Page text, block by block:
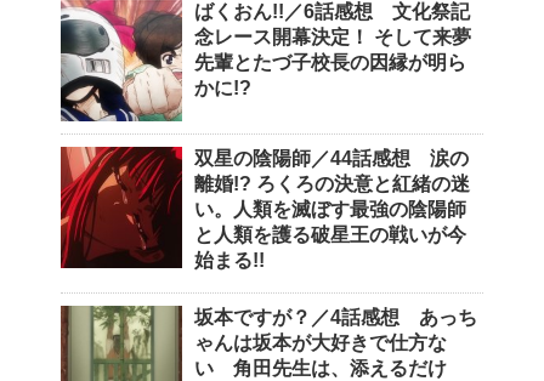
ばくおん!!／6話感想 文化祭記
念レース開幕決定！ そして来夢
先輩とたづ子校長の因縁が明ら
かに!?
双星の陰陽師／44話感想 涙の
離婚!? ろくろの決意と紅緒の迷
い。人類を滅ぼす最強の陰陽師
と人類を護る破星王の戦いが今
始まる!!
坂本ですが？／4話感想 あっち
ゃんは坂本が大好きで仕方な
い 角田先生は、添えるだけ